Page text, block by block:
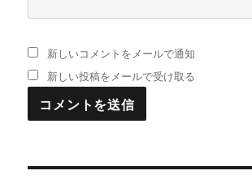
新しいコメントをメールで通知
新しい投稿をメールで受け取る